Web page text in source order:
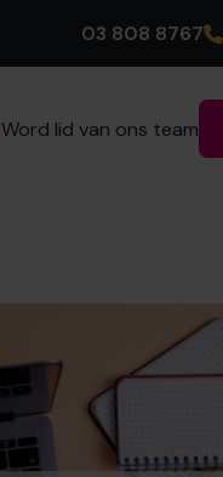
03 808 8767
Word lid van ons team